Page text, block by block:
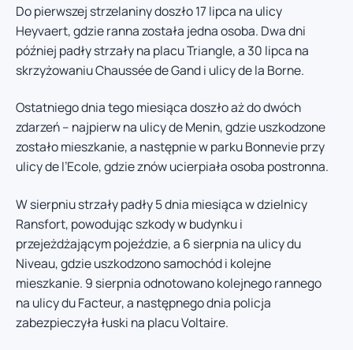
Do pierwszej strzelaniny doszło 17 lipca na ulicy
Heyvaert, gdzie ranna została jedna osoba. Dwa dni
później padły strzały na placu Triangle, a 30 lipca na
skrzyżowaniu Chaussée de Gand i ulicy de la Borne.
Ostatniego dnia tego miesiąca doszło aż do dwóch
zdarzeń – najpierw na ulicy de Menin, gdzie uszkodzone
zostało mieszkanie, a następnie w parku Bonnevie przy
ulicy de l’Ecole, gdzie znów ucierpiała osoba postronna.
W sierpniu strzały padły 5 dnia miesiąca w dzielnicy
Ransfort, powodując szkody w budynku i
przejeżdżającym pojeździe, a 6 sierpnia na ulicy du
Niveau, gdzie uszkodzono samochód i kolejne
mieszkanie. 9 sierpnia odnotowano kolejnego rannego
na ulicy du Facteur, a następnego dnia policja
zabezpieczyła łuski na placu Voltaire.